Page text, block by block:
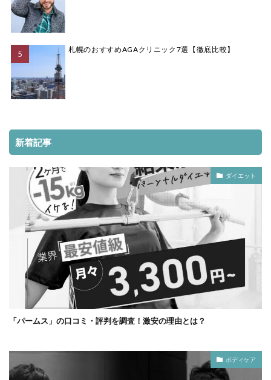
札幌のおすすめAGAクリニック7選【徹底比較】
新着記事
ダイエット
「パームス」の口コミ・評判を調査！激安の理由とは？
ボディケア